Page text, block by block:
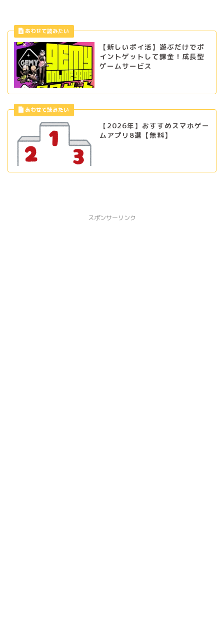
【新しいポイ活】遊ぶだけでポ
イントゲットして課金！成長型
ゲームサービス
【2026年】おすすめスマホゲー
ムアプリ8選【無料】
スポンサーリンク